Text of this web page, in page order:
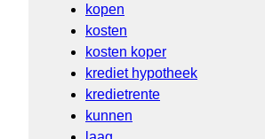
kopen
kosten
kosten koper
krediet hypotheek
kredietrente
kunnen